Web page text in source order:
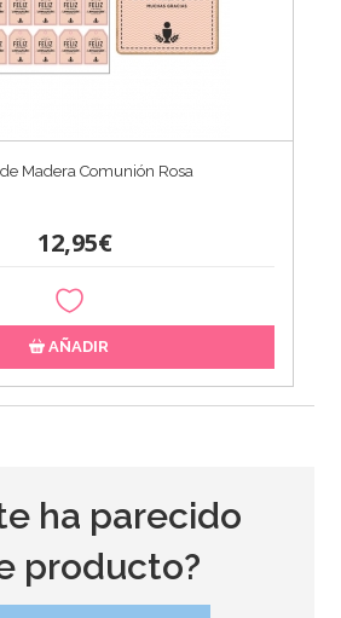
Madera Comunión Rosa
12,95€
AÑADIR
ha parecido
producto?